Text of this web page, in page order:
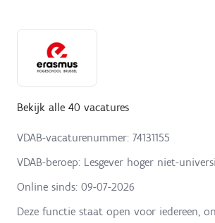
Bekijk alle 40 vacatures
VDAB-vacaturenummer: 74131155
VDAB-beroep: Lesgever hoger niet-
Online sinds: 09-07-2026
Deze functie staat open voor iedereen,